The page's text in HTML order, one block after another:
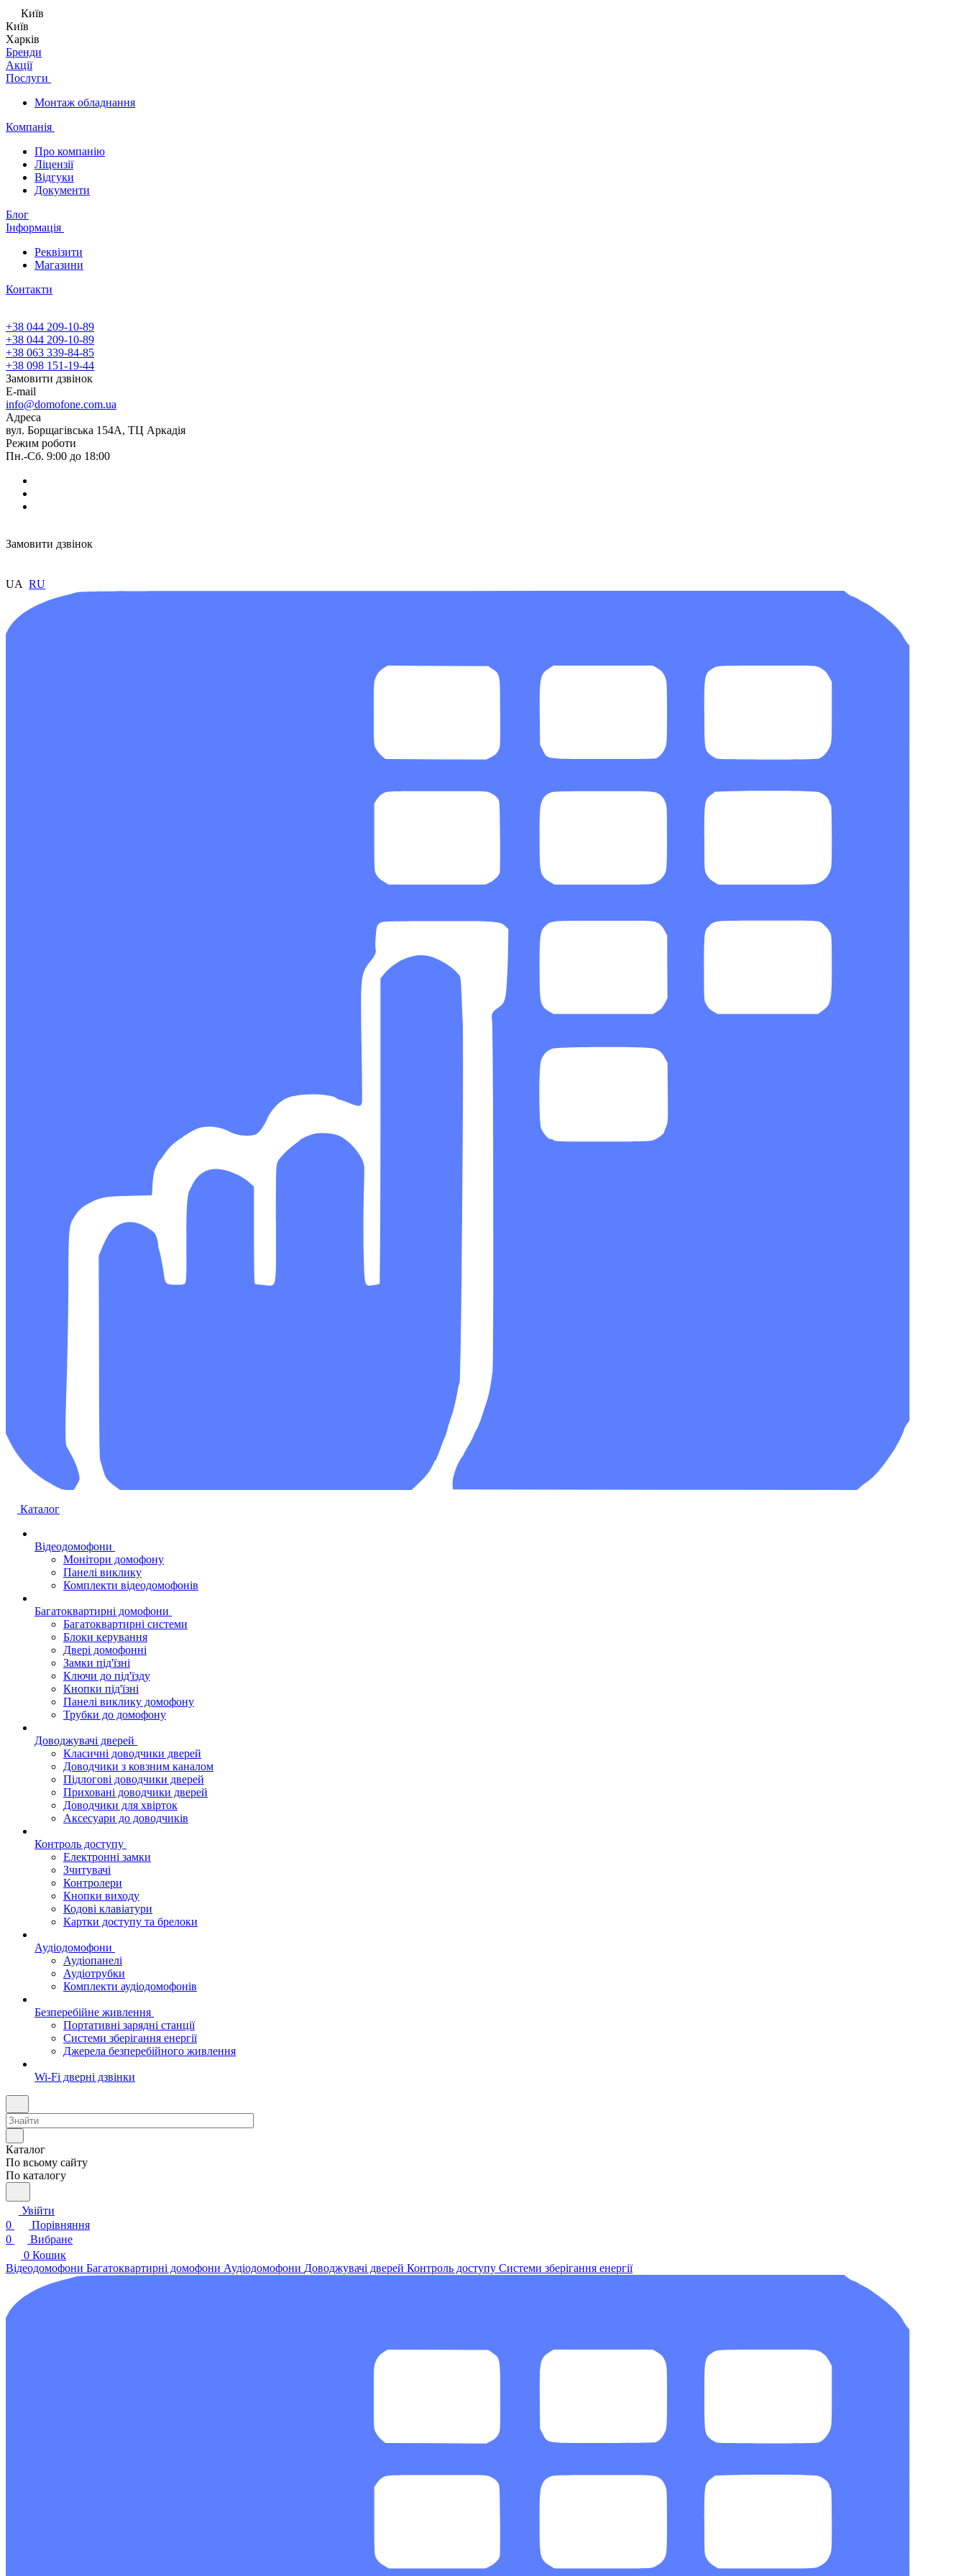
Київ
Київ
Харків
Бренди
Акції
Послуги
Монтаж обладнання
Компанія
Про компанію
Ліцензії
Відгуки
Документи
Блог
Інформація
Реквізити
Магазини
Контакти
+38 044 209-10-89
+38 044 209-10-89
+38 063 339-84-85
+38 098 151-19-44
Замовити дзвінок
E-mail
info@domofone.com.ua
Адреса
вул. Борщагівська 154А, ТЦ Аркадія
Режим роботи
Пн.-Сб. 9:00 до 18:00
Замовити дзвінок
UA RU
Каталог
Відеодомофони
Монітори домофону
Панелі виклику
Комплекти відеодомофонів
Багатоквартирні домофони
Багатоквартирні системи
Блоки керування
Двері домофонні
Замки під'їзні
Ключи до під'їзду
Кнопки під'їзні
Панелі виклику домофону
Трубки до домофону
Доводжувачі дверей
Класичні доводчики дверей
Доводчики з ковзним каналом
Підлогові доводчики дверей
Приховані доводчики дверей
Доводчики для хвірток
Аксесуари до доводчиків
Контроль доступу
Електронні замки
Зчитувачі
Контролери
Кнопки виходу
Кодові клавіатури
Картки доступу та брелоки
Аудіодомофони
Аудіопанелі
Аудіотрубки
Комплекти аудіодомофонів
Безперебійне живлення
Портативні зарядні станції
Системи зберігання енергії
Джерела безперебійного живлення
Wi-Fi дверні дзвінки
Каталог
По всьому сайту
По каталогу
Увійти
0
Порівняння
0
Вибране
0 Кошик
Відеодомофони Багатоквартирні домофони Аудіодомофони Доводжувачі дверей Контроль доступу Системи зберігання енергії